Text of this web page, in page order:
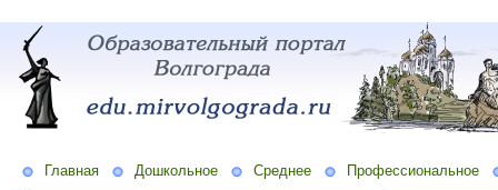
Главная Дошкольное Среднее Профессиональное